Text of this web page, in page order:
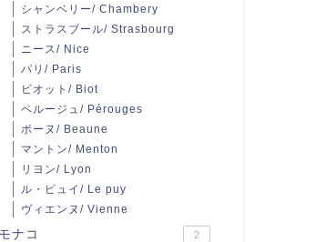
シャンベリー/ Chambery
ストラスブール/ Strasbourg
ニース/ Nice
パリ/ Paris
ビオット/ Biot
ペルージュ/ Pérouges
ボーヌ/ Beaune
マントン/ Menton
リヨン/ Lyon
ル・ピュイ/ Le puy
ヴィエンヌ/ Vienne
モナコ 2